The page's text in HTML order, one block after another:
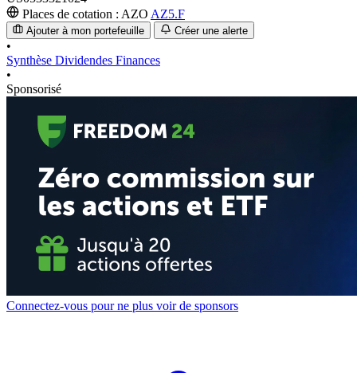
Places de cotation : AZO AZ5.F
Ajouter à mon portefeuille Créer une alerte
•
Synthèse Dividendes Finances
•
Sponsorisé
Connectez-vous pour ne plus voir de sponsors